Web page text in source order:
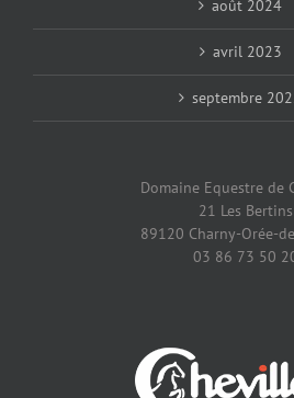
août 2024
avril 2023
septembre
Domaine Equestre de
21 Les Bertins
89120 Charny-Orée-
03 86 73 50